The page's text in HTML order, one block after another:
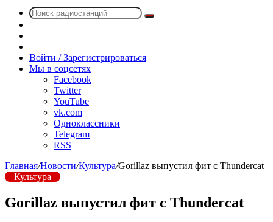
Поиск
радио
Войти / Зарегистрироваться
Мы в соцсетях
Facebook
Twitter
YouTube
vk.com
Одноклассники
Telegram
RSS
Главная/Новости/Культура/Gorillaz выпустил фит с Thundercat
Культура
Gorillaz выпустил фит с Thundercat